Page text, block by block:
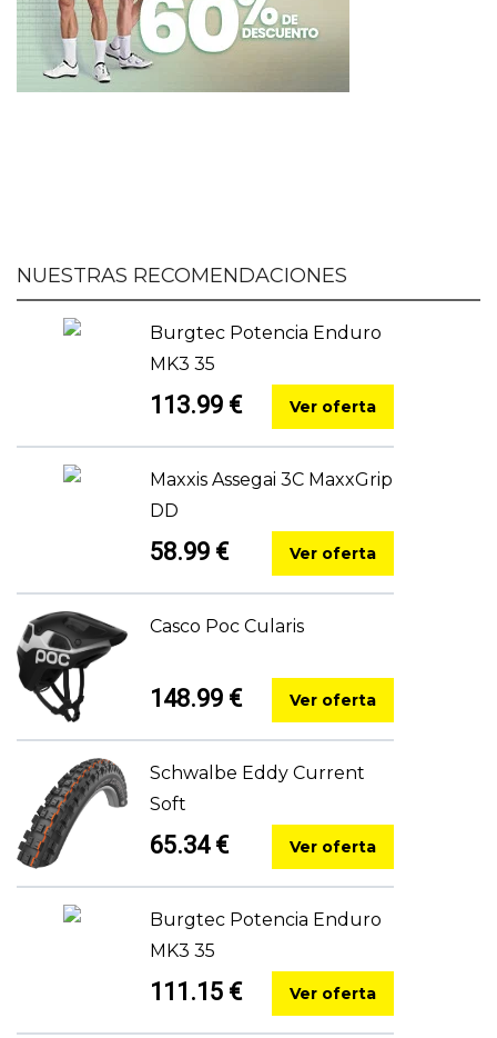
NUESTRAS RECOMENDACIONES
Burgtec Potencia Enduro
MK3 35
113.99 € Ver oferta
Maxxis Assegai 3C MaxxGrip
DD
58.99 € Ver oferta
Casco Poc Cularis
148.99 € Ver oferta
Schwalbe Eddy Current
Soft
65.34 € Ver oferta
Burgtec Potencia Enduro
MK3 35
111.15 € Ver oferta